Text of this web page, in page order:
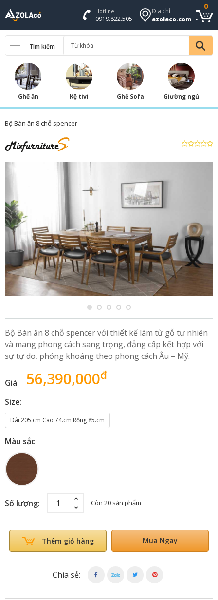
Hotline
0919.822.505
Địa chỉ
azolaco.com
0
Tìm kiếm
Ghế ăn Kệ tivi Ghế Sofa Giường ngủ
Bộ Bàn ăn 8 chỗ spencer
Bộ Bàn ăn 8 chỗ spencer với thiết kế làm từ gỗ tự nhiên
và mang phong cách sang trọng, đẳng cấp kết hợp với
sự tự do, phóng khoáng theo phong cách Âu – Mỹ.
Giá: 56,390,000đ
Size:
Dài 205.cm Cao 74.cm Rộng 85.cm
Màu sắc:
Số lượng: Còn 20 sản phẩm
Thêm giỏ hàng Mua Ngay
Chia sẻ: